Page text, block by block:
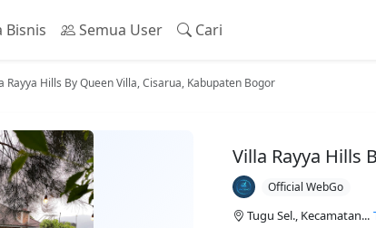
Bisnis Semua User Cari
Rayya Hills By Queen Villa, Cisarua, Kabupaten Bogor
Villa Rayya Hills
Official WebGo
Tugu Sel., Kecamatan...